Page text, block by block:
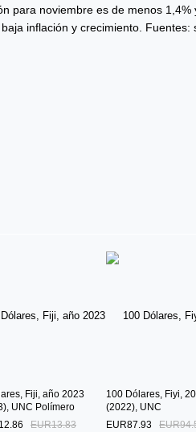
para noviembre es de menos
inflación y crecimiento. Fuentes:
Fiji, año 2023
UNC Polímero
EUR13.83
100 Dólares, Fiyi,
(2022), UNC
EUR87.93